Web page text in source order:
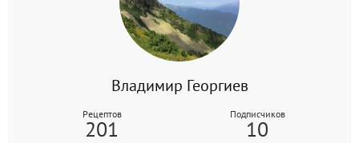
Владимир Георгиев
Рецептов
201
Подписчиков
10